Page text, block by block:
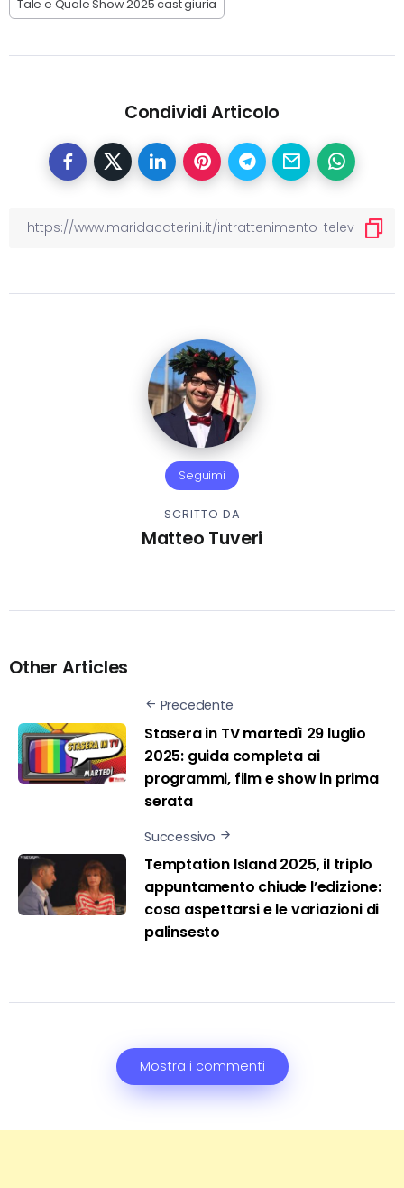
Tale e Quale Show 2025 cast giuria
Condividi Articolo
Seguimi
SCRITTO DA
Matteo Tuveri
Other Articles
Precedente
Stasera in TV martedì 29 luglio
2025: guida completa ai
programmi, film e show in prima
serata
Successivo
Temptation Island 2025, il triplo
appuntamento chiude l’edizione:
cosa aspettarsi e le variazioni di
palinsesto
Mostra i commenti